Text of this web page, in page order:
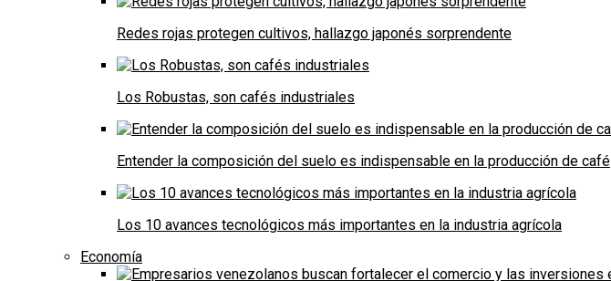
Redes rojas protegen cultivos, hallazgo japonés sorprendente
Los Robustas, son cafés industriales
Entender la composición del suelo es indispensable en la producción de café
Los 10 avances tecnológicos más importantes en la industria agrícola
Economía